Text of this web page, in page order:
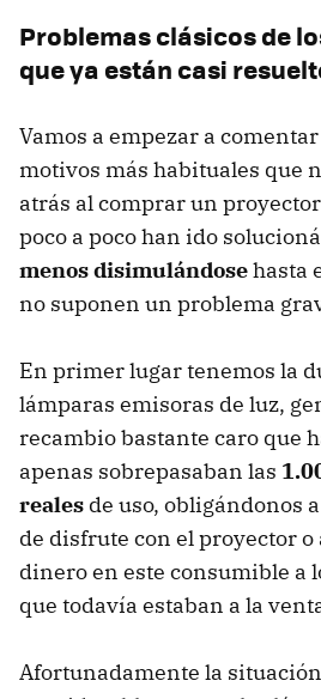
Problemas clásicos de
que ya están casi
Vamos a empezar a
motivos más habituales que
atrás al comprar un
poco a poco han ido
menos disimulándosehasta
no suponen un problema
En primer lugar tenemos la
lámparas emisoras de luz,
recambio bastante caro que
apenas sobrepasaban las
reales de uso, obligándonos
de disfrute con el proyector o
dinero en este consumible a
que todavía estaban a la
Afortunadamente la